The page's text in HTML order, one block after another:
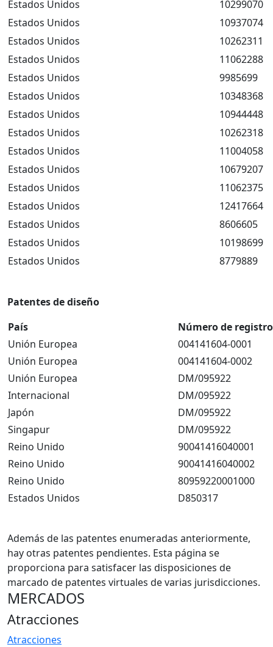
Estados Unidos
10299070
Estados Unidos
10937074
Estados Unidos
10262311
Estados Unidos
11062288
Estados Unidos
9985699
Estados Unidos
10348368
Estados Unidos
10944448
Estados Unidos
10262318
Estados Unidos
11004058
Estados Unidos
10679207
Estados Unidos
11062375
Estados Unidos
12417664
Estados Unidos
8606605
Estados Unidos
10198699
Estados Unidos
8779889
Patentes de diseño
País
Número de registro
Unión Europea
004141604-0001
Unión Europea
004141604-0002
Unión Europea
DM/095922
Internacional
DM/095922
Japón
DM/095922
Singapur
DM/095922
Reino Unido
90041416040001
Reino Unido
90041416040002
Reino Unido
80959220001000
Estados Unidos
D850317
Además de las patentes enumeradas anteriormente,
hay otras patentes pendientes. Esta página se
proporciona para satisfacer las disposiciones de
marcado de patentes virtuales de varias jurisdicciones.
MERCADOS
Atracciones
Atracciones